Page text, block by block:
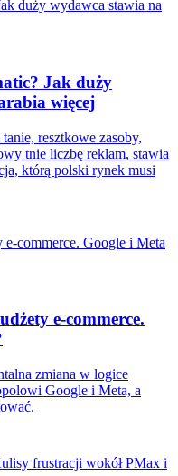
Jak duży
więcej
resztkowe zasoby,
tnie liczbę reklam, stawia
którą polski rynek musi
e-commerce.
zmiana w logice
Google i Meta, a